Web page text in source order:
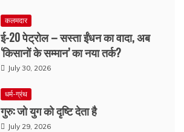
कलमदार
ई-20 पेट्रोल – सस्ता ईंधन का वादा, अब
‘किसानों के सम्मान’ का नया तर्क?
July 30, 2026
धर्म-ग्रंथ
गुरु: जो युग को दृष्टि देता है
July 29, 2026